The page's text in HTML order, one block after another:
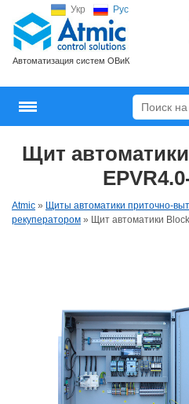
Укр Рус
Автоматизация систем ОВиК
Щит
Atmic » Щиты автоматики приточно-
рекуператором » Щит автоматики